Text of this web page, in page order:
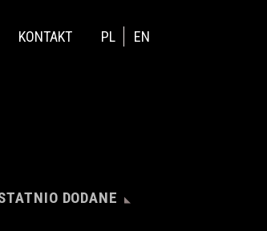
KONTAKT PL EN
DODANE